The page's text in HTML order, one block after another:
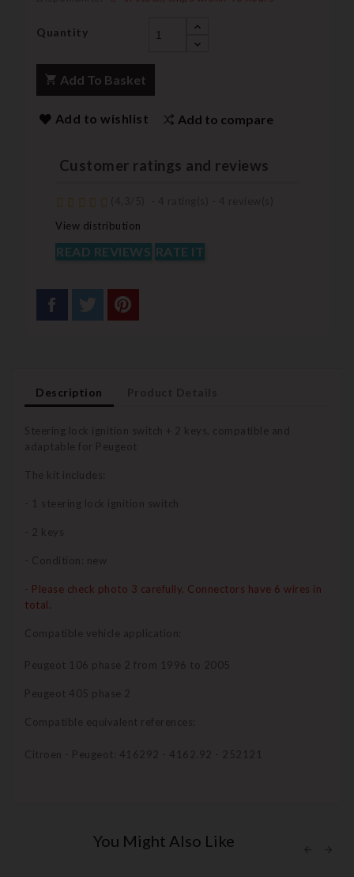
Quantity
Add To Basket
Add to wishlist Add to compare
Customer ratings and reviews
View distribution
READ REVIEWS RATE IT
Description
Steering lock ignition switch + 2 keys, compatible and
adaptable for Peugeot
The kit includes:
- 1 steering lock ignition switch
- 2 keys
- Condition: new
- Please check photo 3 carefully. Connectors have 6 wires in
total.
Compatible vehicle application:
Peugeot 106 phase 2 from 1996 to 2005
Peugeot 405 phase 2
Compatible equivalent references:
Citroen - Peugeot: 416292 - 4162.92 - 252121
You Might Also Like